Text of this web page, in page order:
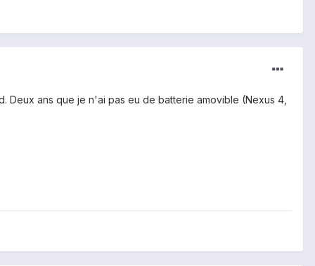
ans que je n'ai pas eu de batterie amovible (Nexus 4,